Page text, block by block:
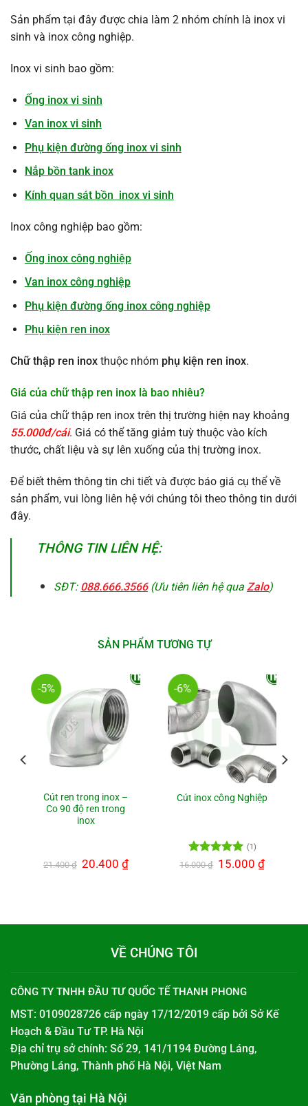
Sản phẩm tại đây được chia làm 2 nhóm chính là inox vi
sinh và inox công nghiệp.
Inox vi sinh bao gồm:
Ống inox vi sinh
Van inox vi sinh
Phụ kiện đường ống inox vi sinh
Nắp bồn tank inox
Kính quan sát bồn inox vi sinh
Inox công nghiệp bao gồm:
Ống inox công nghiệp
Van inox công nghiệp
Phụ kiện đường ống inox công nghiệp
Phụ kiện ren inox
Chữ thập ren inox thuộc nhóm phụ kiện ren inox.
Giá của chữ thập ren inox là bao nhiêu?
Giá của chữ thập ren inox trên thị trường hiện nay khoảng
55.000đ/cái. Giá có thể tăng giảm tuỳ thuộc vào kích
thước, chất liệu và sự lên xuống của thị trường inox.
Để biết thêm thông tin chi tiết và được báo giá cụ thể về
sản phẩm, vui lòng liên hệ với chúng tôi theo thông tin dưới
đây.
THÔNG TIN LIÊN HỆ:
SĐT: 088.666.3566(Ưu tiên liên hệ qua Zalo)
SẢN PHẨM TƯƠNG TỰ
-5%
Cút ren trong inox –
Co 90 độ ren trong
inox
21.400₫ Giá
gốc
20.400 ₫Giá
hiện
-6%
Cút inox công Nghiệp
Được xếp
(1)
16.000₫ Giá
gốc
15.000 ₫Giá
hiện
VỀ CHÚNG TÔI
CÔNG TY TNHH ĐẦU TƯ QUỐC TẾ THANH PHONG
MST: 0109028726 cấp ngày 17/12/2019 cấp bởi Sở Kế
Hoạch & Đầu Tư TP. Hà Nội
Địa chỉ trụ sở chính: Số 29, 141/1194 Đường Láng,
Phường Láng, Thành phố Hà Nội, Việt Nam
Văn phòng tại Hà Nội